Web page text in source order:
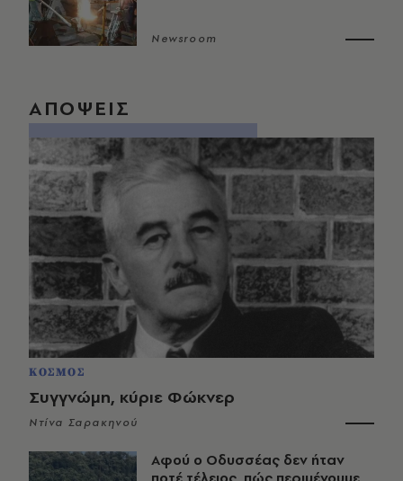
Newsroom
ΑΠΟΨΕΙΣ
ΚΟΣΜΟΣ
Συγγνώμη, κύριε Φώκνερ
Ντίνα Σαρακηνού
Αφού ο Οδυσσέας δεν ήταν